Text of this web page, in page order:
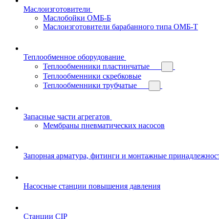
Маслоизготовители
Маслобойки ОМБ-Б
Маслоизготовители барабанного типа ОМБ-Т
Теплообменное оборудование
Теплообменники пластинчатые
Теплообменники скребковые
Теплообменники трубчатые
Запасные части агрегатов
Мембраны пневматических насосов
Запорная арматура, фитинги и монтажные
Насосные станции повышения давления
Станции CIP